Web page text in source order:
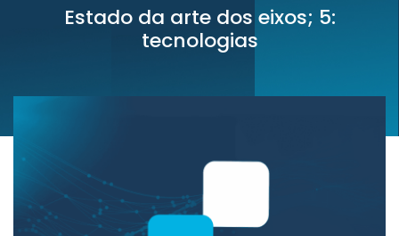
Estado da arte dos eixos; 5:
tecnologias